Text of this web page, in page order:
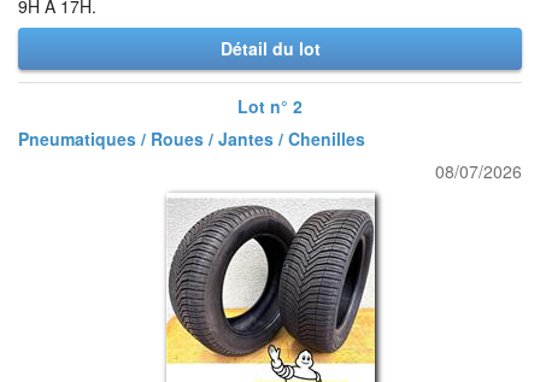
9H A 17H.
Détail du lot
Lot n° 2
Pneumatiques / Roues / Jantes / Chenilles
08/07/2026